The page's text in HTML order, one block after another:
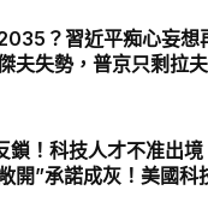
？習近平痴心妄想
夫失勢，普京只剩拉
| 胡春華
鎖！科技人才不准出境
開”承諾成灰！美國科
悲劇重演？【歷史上的